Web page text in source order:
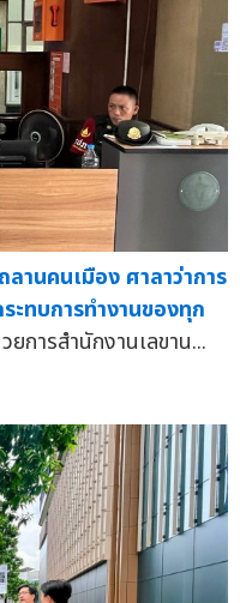
านคนเมือง ศาลาว่าการ
ะทบการทำงานของทุก
การสำนักงานเลขาน...